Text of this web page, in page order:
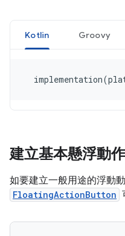
Kotlin Groovy
implementation(
建立基本懸浮動
如要建立一般用途的浮動
FloatingActionButton